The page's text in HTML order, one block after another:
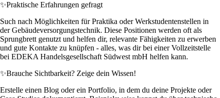
✨Praktische Erfahrungen gefragt
Such nach Möglichkeiten für Praktika oder Werkstudentenstellen in
der Gebäudeversorgungstechnik. Diese Positionen werden oft als
Sprungbrett genutzt und helfen dir, relevante Fähigkeiten zu erwerben
und gute Kontakte zu knüpfen - alles, was dir bei einer Vollzeitstelle
bei EDEKA Handelsgesellschaft Südwest mbH helfen kann.
✨Brauche Sichtbarkeit? Zeige dein Wissen!
Erstelle einen Blog oder ein Portfolio, in dem du deine Projekte oder